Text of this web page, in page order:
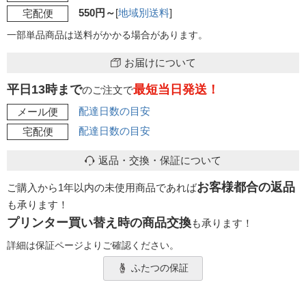
宅配便
550円～[地域別送料]
一部単品商品は送料がかかる場合があります。
お届けについて
平日13時までのご注文で最短当日発送！
メール便
配達日数の目安
宅配便
配達日数の目安
返品・交換・保証について
ご購入から1年以内の未使用商品であればお客様都合の返品
も承ります！
プリンター買い替え時の商品交換も承ります！
詳細は保証ページよりご確認ください。
ふたつの保証